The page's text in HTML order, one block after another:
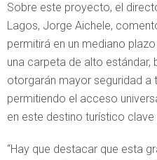
Sobre este proyecto, el
Lagos, Jorge Aichele,
permitirá en un mediano
una carpeta de alto estándar,
otorgarán mayor seguridad a
permitiendo el acceso
en este destino turístico clave
“Hay que destacar que esta